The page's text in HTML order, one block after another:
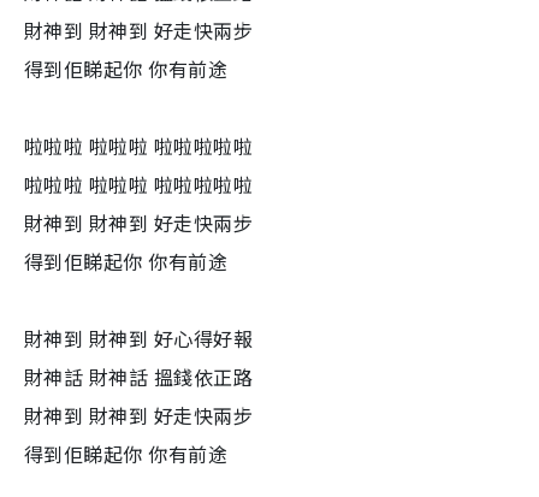
財神到 財神到 好走快兩步
得到佢睇起你 你有前途
啦啦啦 啦啦啦 啦啦啦啦啦
啦啦啦 啦啦啦 啦啦啦啦啦
財神到 財神到 好走快兩步
得到佢睇起你 你有前途
財神到 財神到 好心得好報
財神話 財神話 搵錢依正路
財神到 財神到 好走快兩步
得到佢睇起你 你有前途